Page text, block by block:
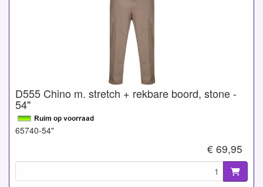
D555 Chino m. stretch + rekbare boord, stone -
54"
65740-54"
€ 69,95